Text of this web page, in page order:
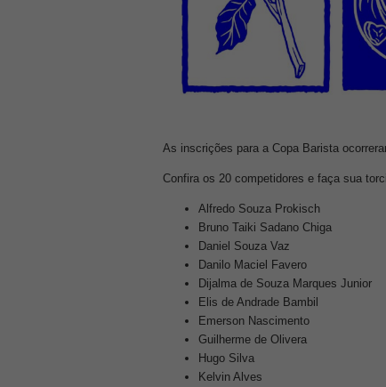
As inscrições para a Copa Barista
Confira os 20 competidores e faça sua
Alfredo Souza Prokisch
Bruno Taiki Sadano Chiga
Daniel Souza Vaz
Danilo Maciel Favero
Dijalma de Souza Marques Junior
Elis de Andrade Bambil
Emerson Nascimento
Guilherme de Olivera
Hugo Silva
Kelvin Alves